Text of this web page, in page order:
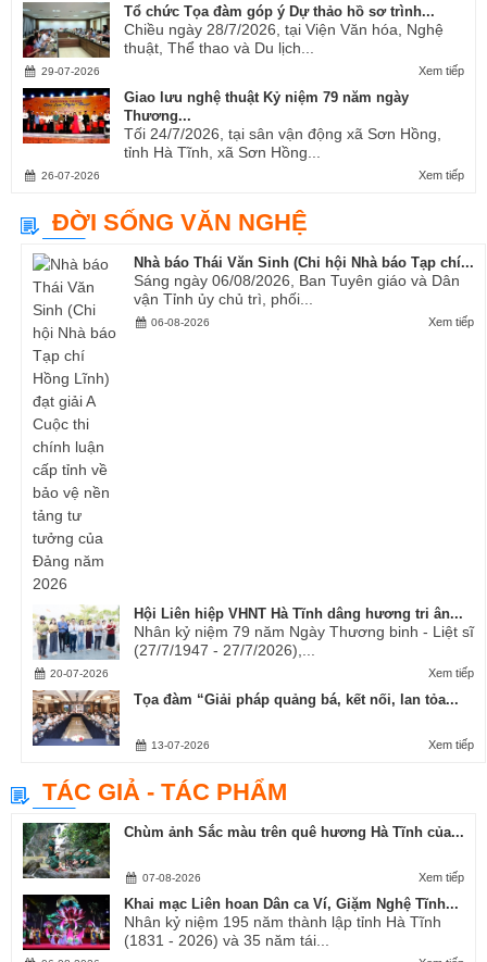
Tổ chức Tọa đàm góp ý Dự thảo hồ sơ trình...
Chiều ngày 28/7/2026, tại Viện Văn hóa, Nghệ
thuật, Thể thao và Du lịch...
Xem tiếp
29-07-2026
Giao lưu nghệ thuật Kỷ niệm 79 năm ngày
Thương...
Tối 24/7/2026, tại sân vận động xã Sơn Hồng,
tỉnh Hà Tĩnh, xã Sơn Hồng...
Xem tiếp
26-07-2026
ĐỜI SỐNG VĂN NGHỆ
Nhà báo Thái Văn Sinh (Chi hội Nhà báo Tạp chí...
Sáng ngày 06/08/2026, Ban Tuyên giáo và Dân
vận Tỉnh ủy chủ trì, phối...
Xem tiếp
06-08-2026
Hội Liên hiệp VHNT Hà Tĩnh dâng hương tri ân...
Nhân kỷ niệm 79 năm Ngày Thương binh - Liệt sĩ
(27/7/1947 - 27/7/2026),...
Xem tiếp
20-07-2026
Tọa đàm “Giải pháp quảng bá, kết nối, lan tỏa...
Xem tiếp
13-07-2026
TÁC GIẢ - TÁC PHẨM
Chùm ảnh Sắc màu trên quê hương Hà Tĩnh của...
Xem tiếp
07-08-2026
Khai mạc Liên hoan Dân ca Ví, Giặm Nghệ Tĩnh...
Nhân kỷ niệm 195 năm thành lập tỉnh Hà Tĩnh
(1831 - 2026) và 35 năm tái...